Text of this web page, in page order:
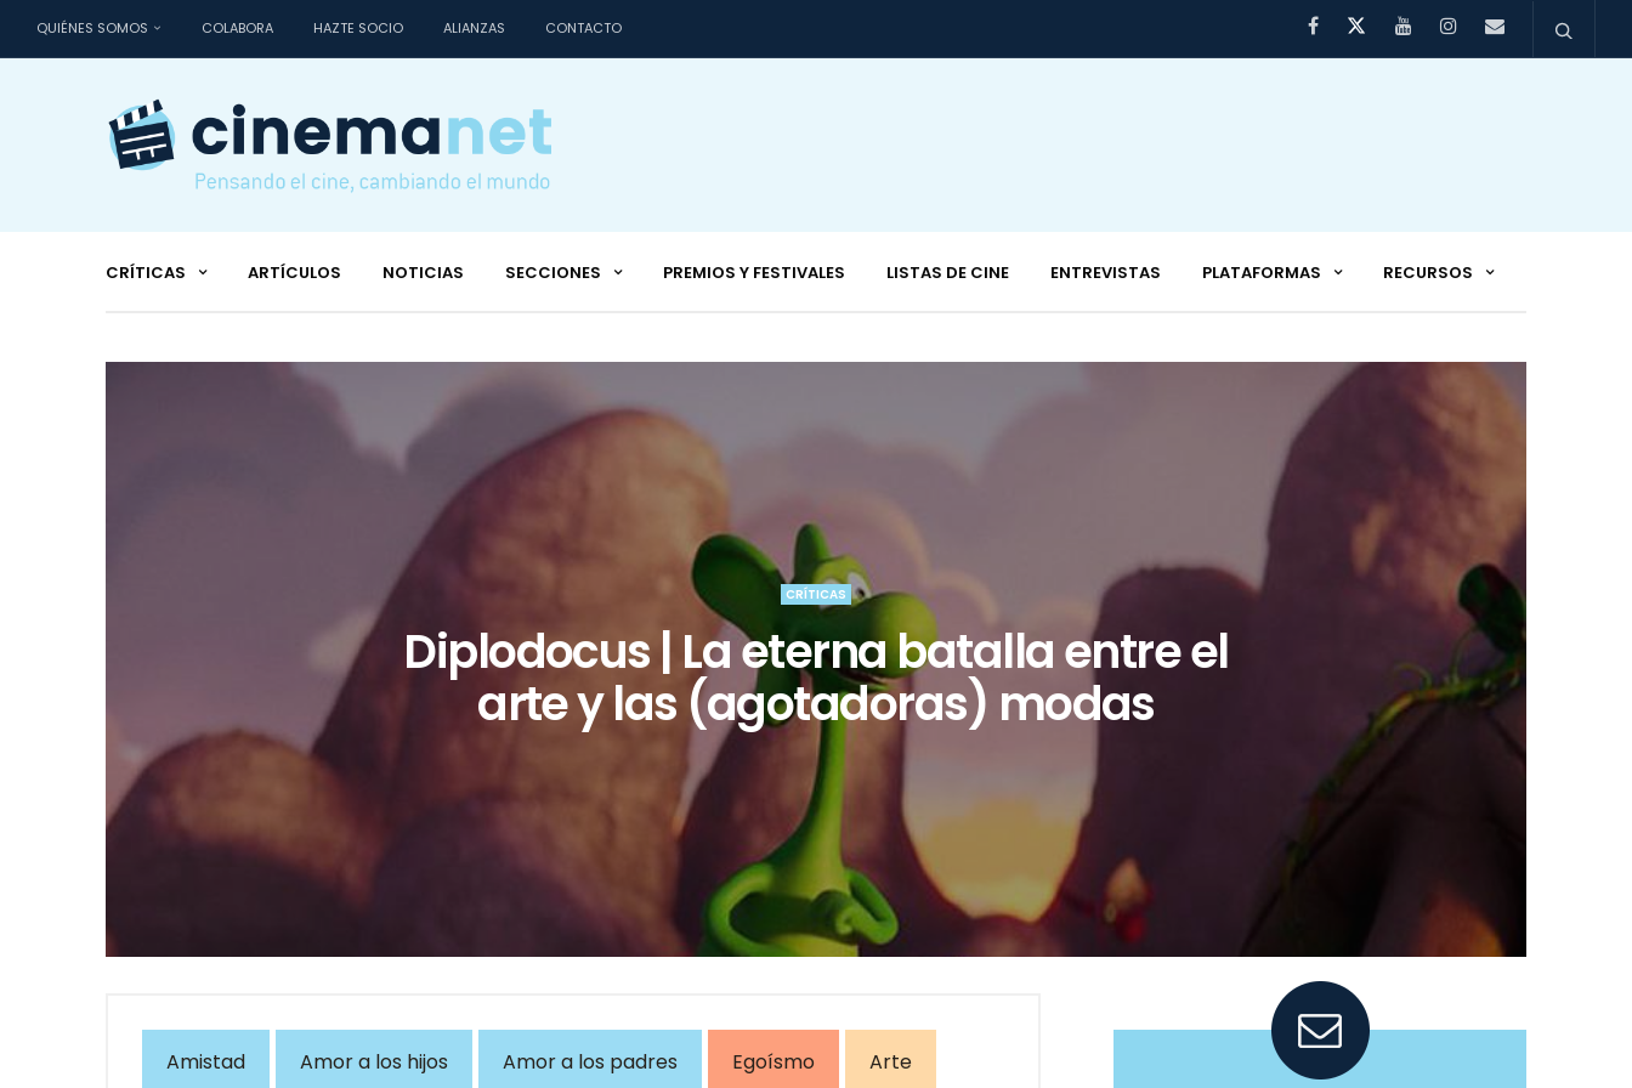
QUIÉNES SOMOS COLABORA HAZTE SOCIO ALIANZAS CONTACTO
CRÍTICAS ARTÍCULOS NOTICIAS SECCIONES PREMIOS Y FESTIVALES LISTAS DE CINE ENTREVISTAS PLATAFORMAS RECURSOS
CRÍTICAS
Diplodocus | La eterna batalla entre el
arte y las (agotadoras) modas
Amistad Amor a los hijos Amor a los padres Egoísmo Arte